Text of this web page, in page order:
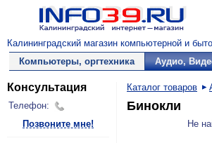
Калининградский магазин компьютерной и
Компьютеры, оргтехника
Аудио,
Консультация
Телефон:
Позвоните мне!
Каталог товаров
Бинокли
Не